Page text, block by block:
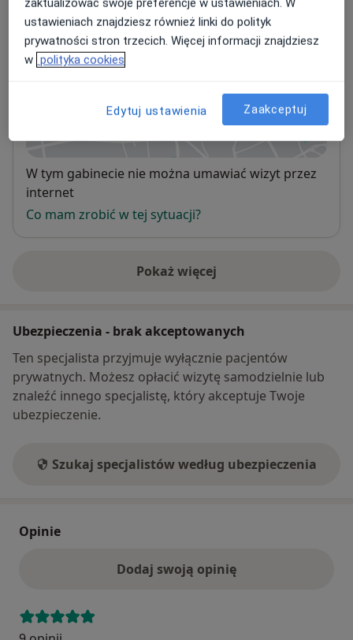
Adres
Medin Klinika
Powiększ mapę
Dostępność
W tym gabinecie nie można umawiać wizyt przez
internet
Co mam zrobić w tej sytuacji?
Pokaż więcej
o adresie
Ubezpieczenia - brak akceptowanych
Ten specjalista przyjmuje wyłącznie pacjentów
prywatnych. Możesz opłacić wizytę samodzielnie lub
znaleźć innego specjalistę, który akceptuje Twoje
ubezpieczenie.
Szukaj specjalistów według ubezpieczenia
Opinie
Dodaj swoją opinię
zaktualizować swoje preferencje w ustawieniach. W
ustawieniach znajdziesz również linki do polityk
prywatności stron trzecich. Więcej informacji znajdziesz
w polityka cookies
Edytuj ustawienia Zaakceptuj